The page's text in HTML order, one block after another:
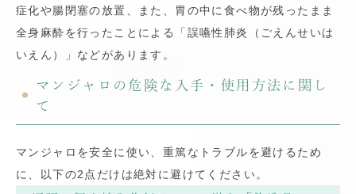
症化や腸閉塞の放置、また、胃の中に食べ物が残ったまま
全身麻酔を行ったことによる「誤嚥性肺炎（ごえんせいは
いえん）」などがあります。
マンジャロの危険な入手・使用方法に関し
て
マンジャロを安全に使い、重篤なトラブルを避けるため
に、以下の2点だけは絶対に避けてください。